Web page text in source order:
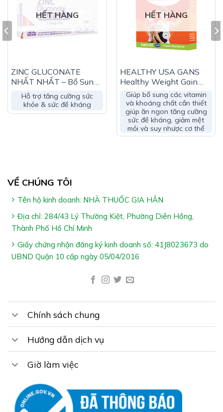
sorbitol, ethyvanilin, titan dioxyd, brown HT, oxyd sắt
đỏ, nước tinh khiết
Công Dụng TĂNG ĐỀ KHÁNG THYMO
GLUCAN EUZOFA:
vitamin cho cơ thể
Hỗ trợ kích thích sự thèm ăn, hỗ trợ giúp tăng cường
sức đề kháng
Đối Tượng Sử Dụng TĂNG ĐỀ KHÁNG THYMO
GLUCAN EUZOFA:
Trẻ trên 6 tuổi và người lớn chán ăn, sức đề kháng
kém
Người có nhu cầu bổ sung thymomodulin, kẽm và
THYMO GLUCAN EUZOFA:
Trẻ trên 6 tuổi và người lớn: Uống 1 viên/ngày
Uống trước bữa ăn 1 giờ hoặc sau ăn 1-2 giờ. nên
dùng thường xuyên để có hiệu quả tốt
Sản phẩm không phải thuốc và không có tác dụng
thay thế thuốc trị bệnh
HẾT HÀNG
ZINC GLUCONATE
NHẤT NHẤT – Bổ Sung
Kẽm Cho Cơ Thể
Hỗ trợ tăng cường sức
khỏe & sức đề kháng
HẾT HÀNG
HEALTHY USA GANS
Healthy Weight Gain
Support – Giúp Bồi Bổ &
Tăng Cân
Giúp bổ sung các vitamin
và khoáng chất cần thiết
giúp ăn ngon tăng cường
sức đề kháng, giảm mệt
mỏi và suy nhược cơ thể
VỀ CHÚNG TÔI
Tên hộ kinh doanh: NHÀ THUỐC GIA HÂN
Địa chỉ: 284/43 Lý Thường Kiệt, Phường Diên Hồng,
Thành Phố Hồ Chí Minh
Giấy chứng nhận đăng ký kinh doanh số: 41J8023673 do
UBND Quận 10 cấp ngày 05/04/2016
Chính sách chung
Hướng dẫn dịch vụ
Giờ làm việc